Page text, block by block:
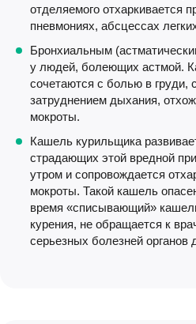
отделяемого отхаркивается
пневмониях, абсцессах
Бронхиальным
у людей, болеющих астмой.
сочетаются с болью в груди,
затруднением дыхания,
мокроты.
Кашель курильщика
страдающих этой вредной
утром и сопровождается
мокроты. Такой кашель
время «списывающий»
курения, не обращается к
серьезных болезней